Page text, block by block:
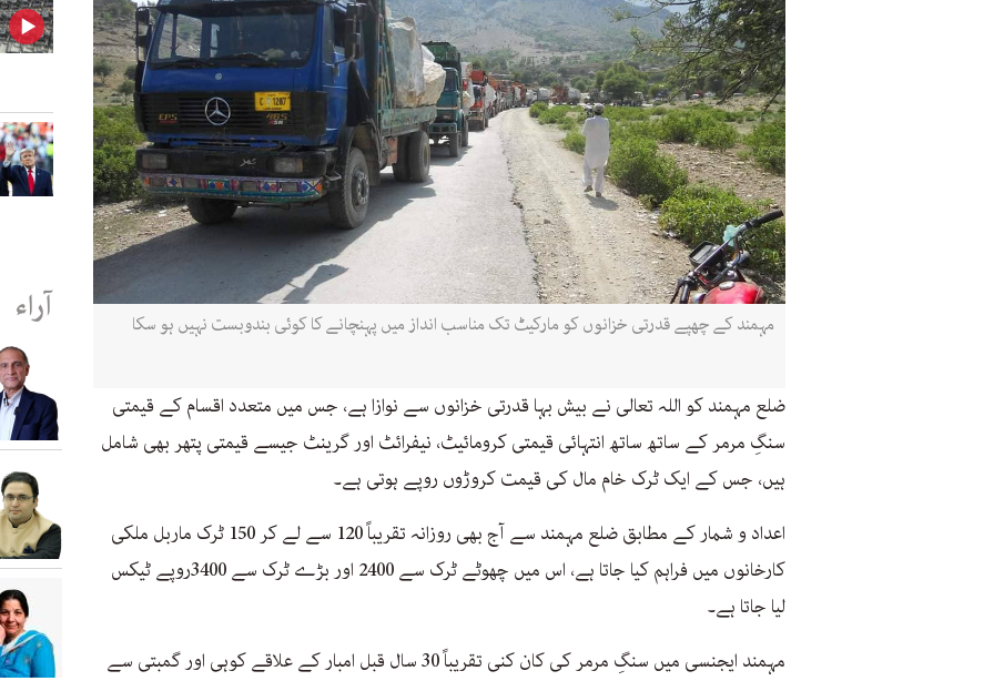
مہمند کے چھپے قدرتی خزانوں کو مارکیٹ تک مناسب انداز میں پہنچانے کا کوئی بندوبست نہیں ہو سکا
ضلع مہمند کو اللہ تعالی نے بیش بہا قدرتی خزانوں سے نوازا ہے، جس میں متعدد اقسام کے قیمتی
سنگِ مرمر کے ساتھ ساتھ انتہائی قیمتی کرومائیٹ، نیفرائٹ اور گرینٹ جیسے قیمتی پتھر بھی شامل
ہیں، جس کے ایک ٹرک خام مال کی قیمت کروڑوں روپے ہوتی ہے۔
اعداد و شمار کے مطابق ضلع مہمند سے آج بھی روزانہ تقریباً 120 سے لے کر 150 ٹرک ماربل ملکی
کارخانوں میں فراہم کیا جاتا ہے، اس میں چھوٹے ٹرک سے 2400 اور بڑے ٹرک سے 3400روپے ٹیکس
لیا جاتا ہے۔
مہمند ایجنسی میں سنگِ مرمر کی کان کنی تقریباً 30 سال قبل امبار کے علاقے کوہی اور گمبتی سے
آراء